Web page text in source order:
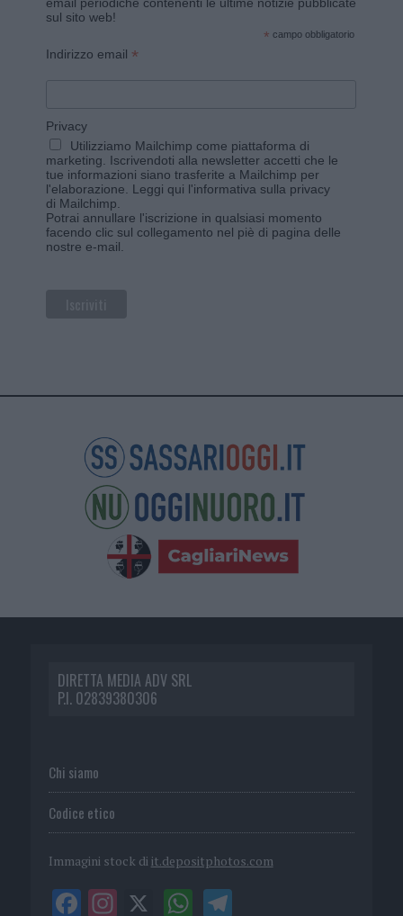
sul sito web!
* campo obbligatorio
Indirizzo email *
Privacy
Utilizziamo Mailchimp come piattaforma di
marketing. Iscrivendoti alla newsletter accetti che le
tue informazioni siano trasferite a Mailchimp per
l'elaborazione. Leggi qui l'informativa sulla privacy
di Mailchimp
Potrai annullare l'iscrizione in qualsiasi momento
facendo clic sul collegamento nel piè di pagina delle
nostre e-mail.
DIRETTA MEDIA ADV SRL
P.I. 02839380306
Chi siamo
Codice etico
Immagini stock di it.depositphotos.com